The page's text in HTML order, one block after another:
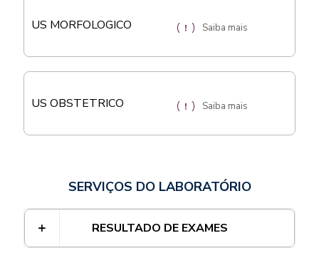
US MORFOLOGICO Saiba mais
US OBSTETRICO Saiba mais
SERVIÇOS DO LABORATÓRIO
RESULTADO DE EXAMES